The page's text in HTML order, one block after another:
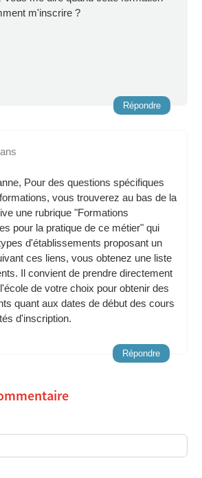
m'inscrire ?
Répondre
Pour des questions spécifiques
vous trouverez au bas de la
une rubrique "Formations
pour la pratique de ce métier" qui
d'établissements proposant un
ces liens, vous obtenez une liste
Il convient de prendre directement
de votre choix pour obtenir des
quant aux dates de début des cours
d'inscription.
Répondre